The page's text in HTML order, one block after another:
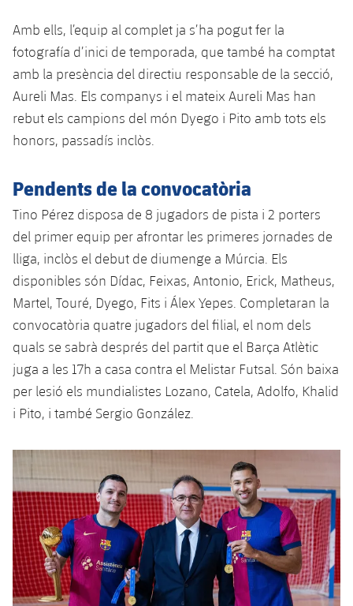
Spotify Camp Nou
Palau Blaugrana
Estadi Johan Cruyff
La Masia
plusicon
més
Serveis
Serveis Mèdics
Accessibilitat
plusicon
més
Acreditacions
Instal·lacions
Amb ells, l’equip al complet ja s’ha pogut fer la
fotografía d’inici de temporada, que també ha comptat
amb la presència del directiu responsable de la secció,
Aureli Mas. Els companys i el mateix Aureli Mas han
rebut els campions del món Dyego i Pito amb tots els
honors, passadís inclòs.
Pendents de la convocatòria
Tino Pérez disposa de 8 jugadors de pista i 2 porters
del primer equip per afrontar les primeres jornades de
lliga, inclòs el debut de diumenge a Múrcia. Els
disponibles són Dídac, Feixas, Antonio, Erick, Matheus,
Martel, Touré, Dyego, Fits i Álex Yepes. Completaran la
convocatòria quatre jugadors del filial, el nom dels
quals se sabrà després del partit que el Barça Atlètic
juga a les 17h a casa contra el Melistar Futsal. Són baixa
per lesió els mundialistes Lozano, Catela, Adolfo, Khalid
i Pito, i també Sergio González.